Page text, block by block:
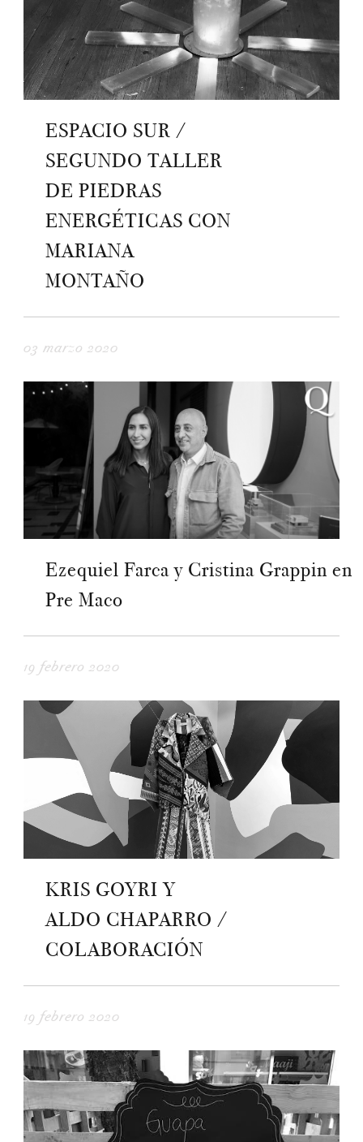
ESPACIO SUR /
SEGUNDO TALLER
DE PIEDRAS
ENERGÉTICAS CON
MARIANA
MONTAÑO
03 marzo 2020
Ezequiel Farca y Cristina Grappin en
Pre Maco
19 febrero 2020
KRIS GOYRI Y
ALDO CHAPARRO /
COLABORACIÓN
19 febrero 2020